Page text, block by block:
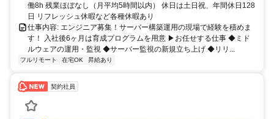
働8h 残業ほぼなし（月平均5時間以内） 休日は土日祝、年間休日128
日 リフレッシュ休暇など各種休暇あり
仕事内容: エンジニア募集！サーバー構築運用の現場で経験を積めま
す！ 入社後6ヶ月は育成プログラムを用意 ▶お任せする仕事 ◆ミド
ルウェアの運用・監視 ◆サーバー監視の新規立ち上げ ◆リリ...
フルリモート 在宅OK 昇給あり
契約社員